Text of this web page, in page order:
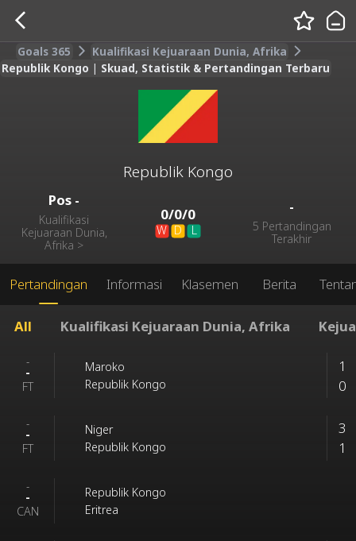
Goals 365
Kualifikasi Kejuaraan Dunia, Afrika
Republik Kongo | Skuad, Statistik & Pertandingan Terbaru
Republik Kongo
Pos -
Kualifikasi
Kejuaraan Dunia,
Afrika >
0/0/0
W D L
-
5 Pertandingan
Terakhir
Pertandingan Informasi Klasemen Berita
All Kualifikasi Kejuaraan Dunia, Afrika
-
-
FT
Maroko
Republik Kongo
1
0
-
-
FT
Niger
Republik Kongo
3
1
-
-
CAN
Republik Kongo
Eritrea